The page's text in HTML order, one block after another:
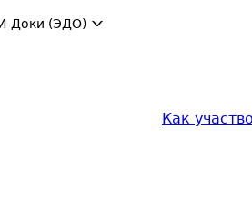
Доки (ЭДО)
Как